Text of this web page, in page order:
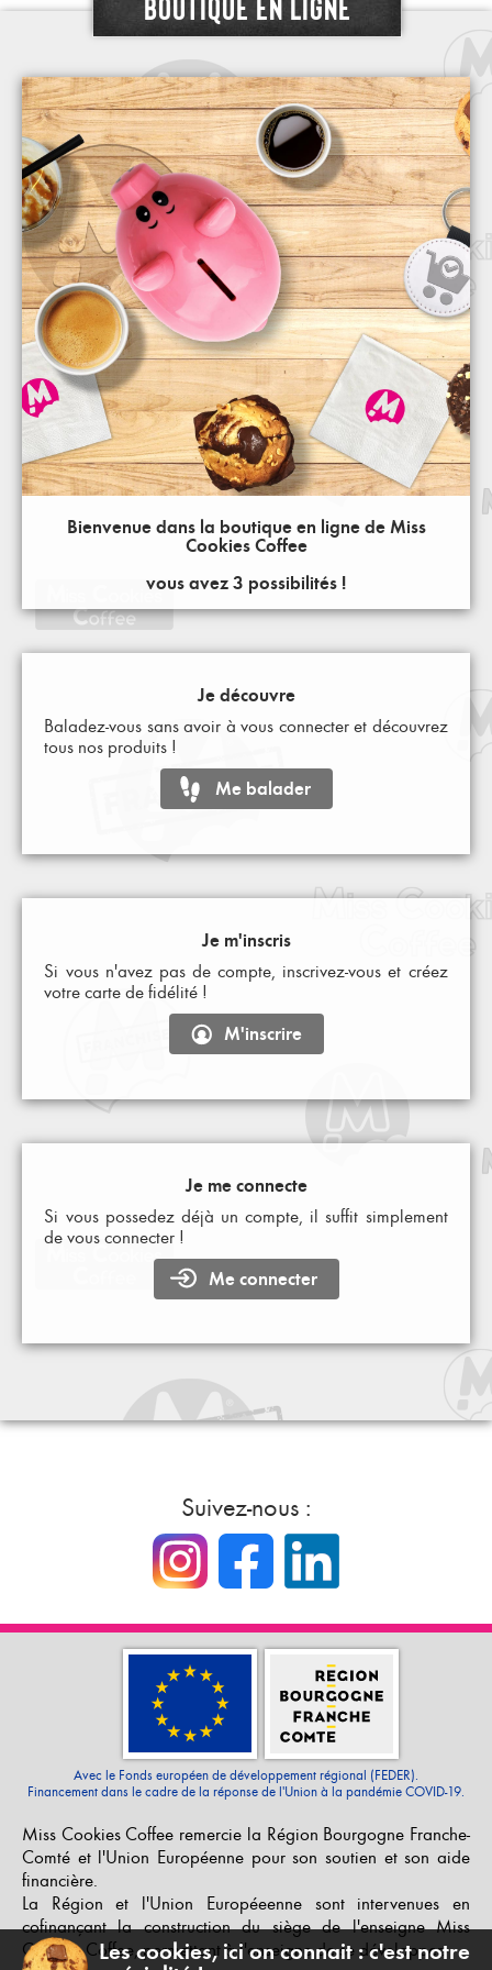
BOUTIQUE EN LIGNE
Bienvenue dans la boutique en ligne de Miss
Cookies Coffee
vous avez 3 possibilités !
Je découvre
Baladez-vous sans avoir à vous connecter et découvrez
tous nos produits !
Me balader
Je m'inscris
Si vous n'avez pas de compte, inscrivez-vous et créez
votre carte de fidélité !
M'inscrire
Je me connecte
Si vous possedez déjà un compte, il suffit simplement
de vous connecter !
Me connecter
Suivez-nous :
Miss Cookies Coffee remercie la Région Bourgogne Franche-
Comté et l'Union Européenne pour son soutien et son aide
financière.
La Région et l'Union Européeenne sont intervenues en
cofinançant la construction du siège de l'enseigne Miss
Cookies Coffee, permettant à l'enseigne de se développer.
Avec le Fonds européen de développement régional (FEDER).
Financement dans le cadre de la réponse de l'Union à la pandémie COVID-19.
Les cookies, ici on connait : c'est notre